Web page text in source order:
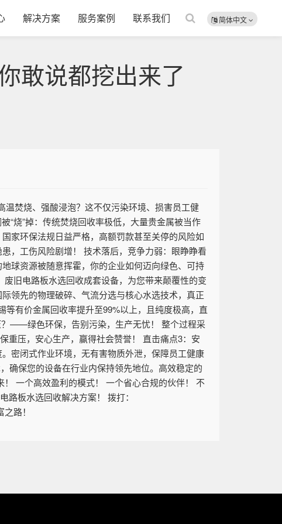
简体中文
解决方案 服务案例 联系我们
敢说都挖出来了
焚烧、强酸浸泡？这不仅污染环境、损害员工健
“烧”掉：传统焚烧回收率极低，大量贵金属被当作
家环保法规日益严格，高额罚款甚至关停的风险如
，工伤风险剧增！ 技术落后，竞争力弱：眼睁睁看
球资源被随意挥霍，你的企业如何迈向绿色、可持
旧电路板水选回收成套设备，为您带来颠覆性的变
领先的物理破碎、气流分选与核心水选技术，真正
有价金属回收率提升至99%以上，且纯度极高，直
？——绿色环保，告别污染，生产无忧！ 整个过程采
重压，安心生产，赢得社会赞誉！ 直击痛点3：安
密闭式作业环境，无有害物质外泄，保障员工健康
保您的设备在行业内保持领先地位。高效稳定的
一个高效盈利的模式！ 一个省心合规的伙伴！ 不
板水选回收解决方案！ 拨打：
路！